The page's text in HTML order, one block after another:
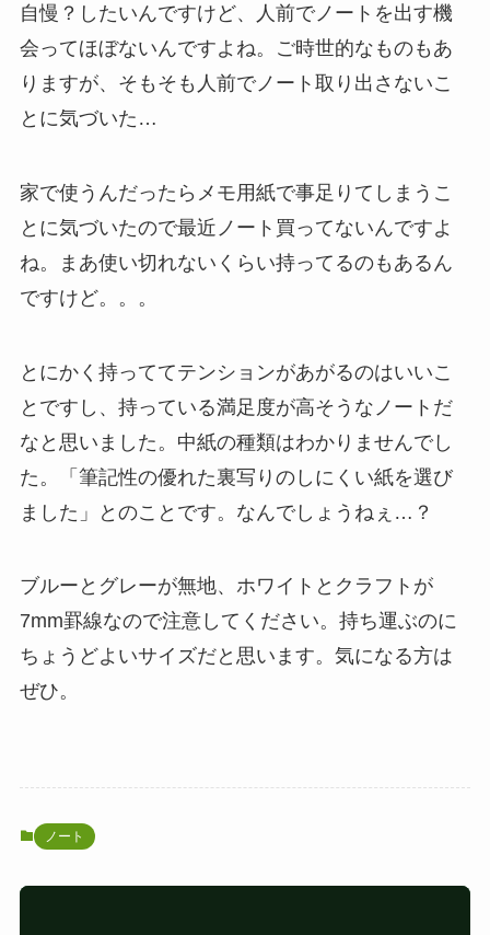
自慢？したいんですけど、人前でノートを出す機
会ってほぼないんですよね。ご時世的なものもあ
りますが、そもそも人前でノート取り出さないこ
とに気づいた…
家で使うんだったらメモ用紙で事足りてしまうこ
とに気づいたので最近ノート買ってないんですよ
ね。まあ使い切れないくらい持ってるのもあるん
ですけど。。。
とにかく持っててテンションがあがるのはいいこ
とですし、持っている満足度が高そうなノートだ
なと思いました。中紙の種類はわかりませんでし
た。「筆記性の優れた裏写りのしにくい紙を選び
ました」とのことです。なんでしょうねぇ…？
ブルーとグレーが無地、ホワイトとクラフトが
7mm罫線なので注意してください。持ち運ぶのに
ちょうどよいサイズだと思います。気になる方は
ぜひ。
ノート